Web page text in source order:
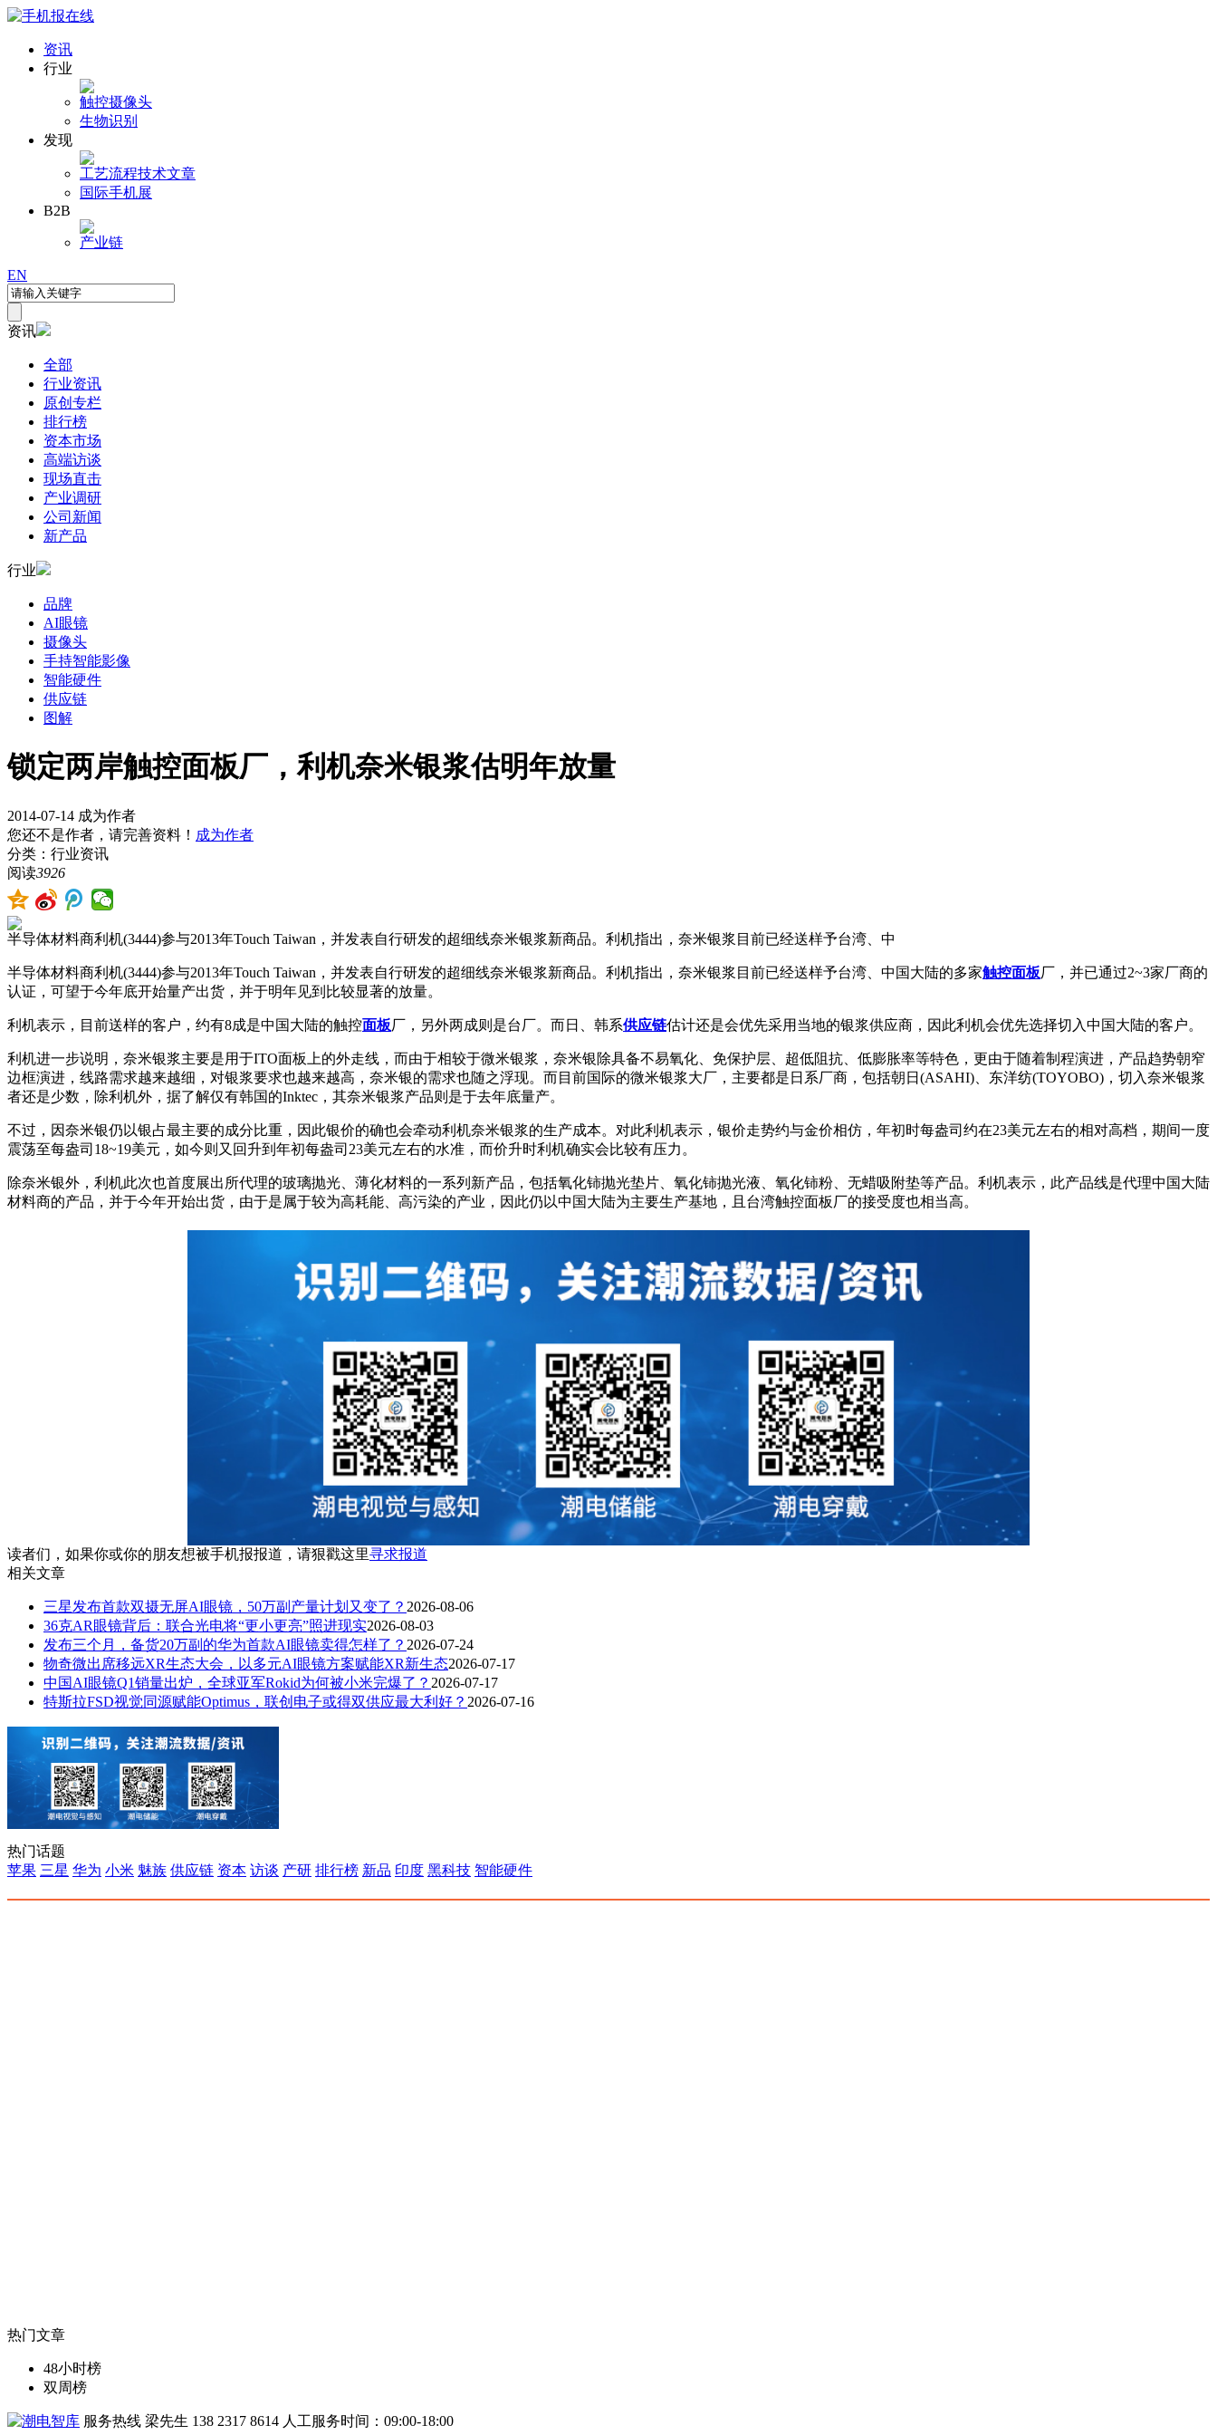
资讯
行业
触控摄像头
生物识别
发现
工艺流程技术文章
国际手机展
B2B
产业链
EN
资讯
全部
行业资讯
原创专栏
排行榜
资本市场
高端访谈
现场直击
产业调研
公司新闻
新产品
行业
品牌
AI眼镜
摄像头
手持智能影像
智能硬件
供应链
图解
锁定两岸触控面板厂，利机奈米银浆估明年放量
2014-07-14 成为作者
您还不是作者，请完善资料！ 成为作者
分类：行业资讯
阅读3926
半导体材料商利机(3444)参与2013年Touch Taiwan，并发表自行研发的超细线奈米银浆新商品。利机指出，奈米银浆目前已经送样予台湾、中
半导体材料商利机(3444)参与2013年Touch Taiwan，并发表自行研发的超细线奈米银浆新商品。利机指出，奈米银浆目前已经送样予台湾、中国大陆的多家触控面板厂，并已通过2~3家厂商的
认证，可望于今年底开始量产出货，并于明年见到比较显著的放量。
利机表示，目前送样的客户，约有8成是中国大陆的触控面板厂，另外两成则是台厂。而日、韩系供应链估计还是会优先采用当地的银浆供应商，因此利机会优先选择切入中国大陆的客户。
利机进一步说明，奈米银浆主要是用于ITO面板上的外走线，而由于相较于微米银浆，奈米银除具备不易氧化、免保护层、超低阻抗、低膨胀率等特色，更由于随着制程演进，产品趋势朝窄
边框演进，线路需求越来越细，对银浆要求也越来越高，奈米银的需求也随之浮现。而目前国际的微米银浆大厂，主要都是日系厂商，包括朝日(ASAHI)、东洋纺(TOYOBO)，切入奈米银浆
者还是少数，除利机外，据了解仅有韩国的Inktec，其奈米银浆产品则是于去年底量产。
不过，因奈米银仍以银占最主要的成分比重，因此银价的确也会牵动利机奈米银浆的生产成本。对此利机表示，银价走势约与金价相仿，年初时每盎司约在23美元左右的相对高档，期间一度
震荡至每盎司18~19美元，如今则又回升到年初每盎司23美元左右的水准，而价升时利机确实会比较有压力。
除奈米银外，利机此次也首度展出所代理的玻璃抛光、薄化材料的一系列新产品，包括氧化铈抛光垫片、氧化铈抛光液、氧化铈粉、无蜡吸附垫等产品。利机表示，此产品线是代理中国大陆
材料商的产品，并于今年开始出货，由于是属于较为高耗能、高污染的产业，因此仍以中国大陆为主要生产基地，且台湾触控面板厂的接受度也相当高。
读者们，如果你或你的朋友想被手机报报道，请狠戳这里寻求报道
相关文章
三星发布首款双摄无屏AI眼镜，50万副产量计划又变了？ 2026-08-06
36克AR眼镜背后：联合光电将“更小更亮”照进现实2026-08-03
发布三个月，备货20万副的华为首款AI眼镜卖得怎样了？ 2026-07-24
物奇微出席移远XR生态大会，以多元AI眼镜方案赋能XR新生态2026-07-17
中国AI眼镜Q1销量出炉，全球亚军Rokid为何被小米完爆了？ 2026-07-17
特斯拉FSD视觉同源赋能Optimus，联创电子或得双供应最大利好？ 2026-07-16
热门话题
苹果 三星 华为 小米 魅族 供应链 资本 访谈 产研 排行榜 新品 印度 黑科技 智能硬件
热门文章
48小时榜
双周榜
服务热线 梁先生 138 2317 8614 人工服务时间：09:00-18:00